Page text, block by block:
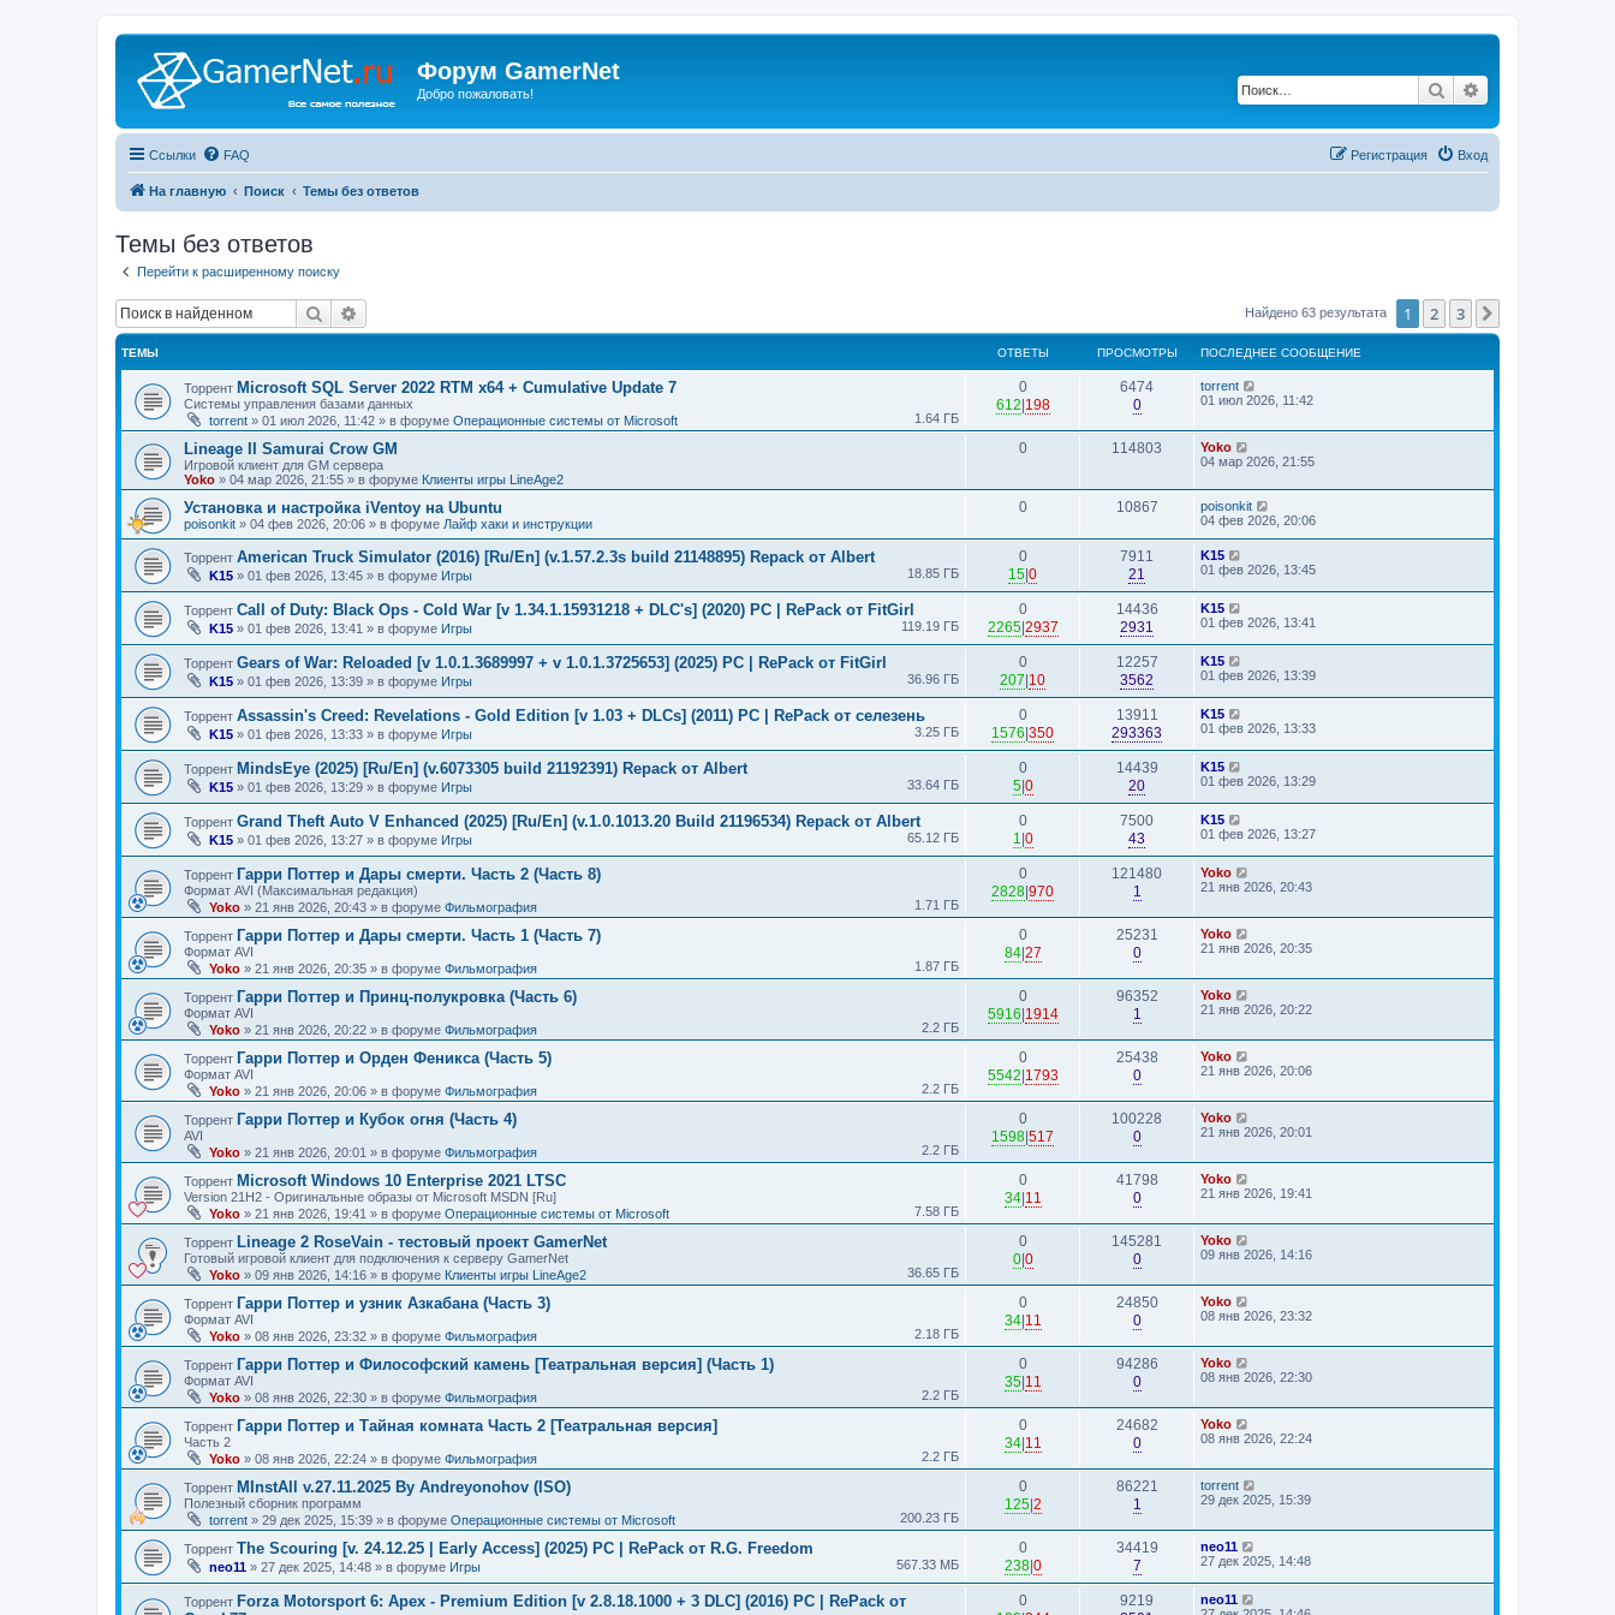
Форум GamerNet
Добро пожаловать! Поиск
Ссылки FAQ Вход
Регистрация
На главную Поиск Темы без ответов
Темы без ответов
Перейти к расширенному поиску
Поиск Найдено 63 результата 1 2 3
ТЕМЫ ОТВЕТЫ ПРОСМОТРЫ ПОСЛЕДНЕЕ СООБЩЕНИЕ
Торрент Microsoft SQL Server 2022 RTM x64 + Cumulative Update 7
Системы управления базами данных
torrent » 01 июл 2026, 11:42 » в форуме Операционные системы от Microsoft 1.64 ГБ
0
612 198
6474
0
torrent
01 июл 2026, 11:42
Lineage II Samurai Crow GM
Игровой клиент для GM сервера
Yoko » 04 мар 2026, 21:55 » в форуме Клиенты игры LineAge2
0 114803
Yoko
04 мар 2026, 21:55
Установка и настройка iVentoy на Ubuntu
poisonkit » 04 фев 2026, 20:06 » в форуме Лайф хаки и инструкции
0 10867
poisonkit
04 фев 2026, 20:06
Торрент American Truck Simulator (2016) [Ru/En] (v.1.57.2.3s build 21148895) Repack от Albert
K15 » 01 фев 2026, 13:45 » в форуме Игры 18.85 ГБ
0
15 0
7911
21
K15
01 фев 2026, 13:45
Торрент Call of Duty: Black Ops - Cold War [v 1.34.1.15931218 + DLC's] (2020) PC | RePack от FitGirl
K15 » 01 фев 2026, 13:41 » в форуме Игры 119.19 ГБ
0
2265| 2937
14436
2931
K15
01 фев 2026, 13:41
Торрент Gears of War: Reloaded [v 1.0.1.3689997 + v 1.0.1.3725653] (2025) PC | RePack от FitGirl
K15 » 01 фев 2026, 13:39 » в форуме Игры 36.96 ГБ
0
207 10
12257
3562
K15
01 фев 2026, 13:39
Торрент Assassin's Creed: Revelations - Gold Edition [v 1.03 + DLCs] (2011) PC | RePack от селезень
K15 » 01 фев 2026, 13:33 » в форуме Игры 3.25 ГБ
0
1576 350
13911
293363
K15
01 фев 2026, 13:33
Торрент MindsEye (2025) [Ru/En] (v.6073305 build 21192391) Repack от Albert
K15 » 01 фев 2026, 13:29 » в форуме Игры 33.64 ГБ
0
5| 0
14439
20
K15
01 фев 2026, 13:29
Торрент Grand Theft Auto V Enhanced (2025) [Ru/En] (v.1.0.1013.20 Build 21196534) Repack от Albert
K15 » 01 фев 2026, 13:27 » в форуме Игры 65.12 ГБ
0
1 0
7500
43
K15
01 фев 2026, 13:27
Торрент Гарри Поттер и Дары смерти. Часть 2 (Часть 8)
Формат AVI (Максимальная редакция)
Yoko » 21 янв 2026, 20:43 » в форуме Фильмография 1.71 ГБ
0
2828 970
121480
1
Yoko
21 янв 2026, 20:43
Торрент Гарри Поттер и Дары смерти. Часть 1 (Часть 7)
Формат AVI
Yoko » 21 янв 2026, 20:35 » в форуме Фильмография 1.87 ГБ
0
84| 27
25231
0
Yoko
21 янв 2026, 20:35
Торрент Гарри Поттер и Принц-полукровка (Часть 6)
Формат AVI
Yoko » 21 янв 2026, 20:22 » в форуме Фильмография 2.2 ГБ
0
5916 1914
96352
1
Yoko
21 янв 2026, 20:22
Торрент Гарри Поттер и Орден Феникса (Часть 5)
Формат AVI
Yoko » 21 янв 2026, 20:06 » в форуме Фильмография 2.2 ГБ
0
5542 1793
25438
0
Yoko
21 янв 2026, 20:06
Торрент Гарри Поттер и Кубок огня (Часть 4)
AVI
Yoko » 21 янв 2026, 20:01 » в форуме Фильмография 2.2 ГБ
0
1598 517
100228
0
Yoko
21 янв 2026, 20:01
Торрент Microsoft Windows 10 Enterprise 2021 LTSC
Version 21H2 - Оригинальные образы от Microsoft MSDN [Ru]
Yoko » 21 янв 2026, 19:41 » в форуме Операционные системы от Microsoft 7.58 ГБ
0
34| 11
41798
0
Yoko
21 янв 2026, 19:41
Торрент Lineage 2 RoseVain - тестовый проект GamerNet
Готовый игровой клиент для подключения к серверу GamerNet
Yoko » 09 янв 2026, 14:16 » в форуме Клиенты игры LineAge2 36.65 ГБ
0
0| 0
145281
0
Yoko
09 янв 2026, 14:16
Торрент Гарри Поттер и узник Азкабана (Часть 3)
Формат AVI
Yoko » 08 янв 2026, 23:32 » в форуме Фильмография 2.18 ГБ
0
34| 11
24850
0
Yoko
08 янв 2026, 23:32
Торрент Гарри Поттер и Философский камень [Театральная версия] (Часть 1)
Формат AVI
Yoko » 08 янв 2026, 22:30 » в форуме Фильмография 2.2 ГБ
0
35| 11
94286
0
Yoko
08 янв 2026, 22:30
Торрент Гарри Поттер и Тайная комната Часть 2 [Театральная версия]
Часть 2
Yoko » 08 янв 2026, 22:24 » в форуме Фильмография 2.2 ГБ
0
34| 11
24682
0
Yoko
08 янв 2026, 22:24
Торрент MInstAll v.27.11.2025 By Andreyonohov (ISO)
Полезный сборник программ
torrent » 29 дек 2025, 15:39 » в форуме Операционные системы от Microsoft 200.23 ГБ
0
125| 2
86221
1
torrent
29 дек 2025, 15:39
Торрент The Scouring [v. 24.12.25 | Early Access] (2025) PC | RePack от R.G. Freedom
neo11 » 27 дек 2025, 14:48 » в форуме Игры 567.33 МБ
0
238| 0
34419
7
neo11
27 дек 2025, 14:48
Торрент Forza Motorsport 6: Apex - Premium Edition [v 2.8.18.1000 + 3 DLC] (2016) PC | RePack от
0
9219
neo11